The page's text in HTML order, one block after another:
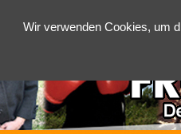
Wir verwenden Cookies, um